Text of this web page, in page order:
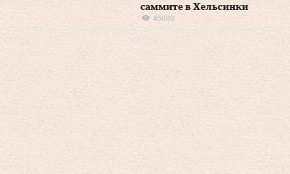
саммите в Хельсинки
45080